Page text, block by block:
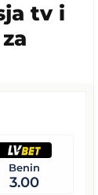
tv i
Benin
3.00